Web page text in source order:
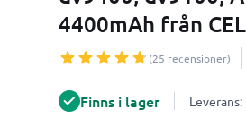
4400mAh från
(25 recensioner)
Finns i lager